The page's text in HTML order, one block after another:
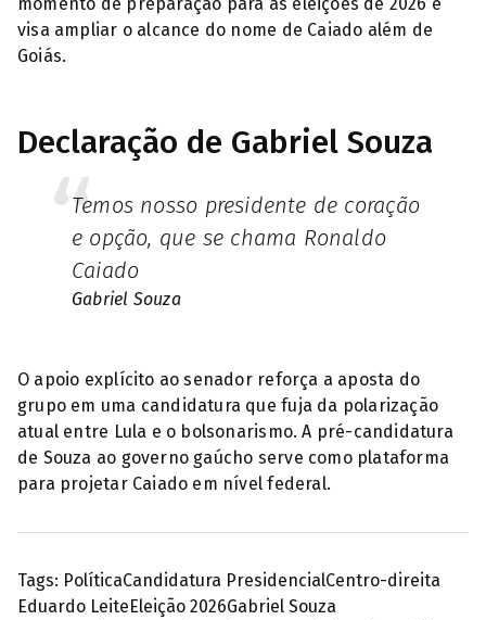
momento de preparação para as eleições de 2026 e
visa ampliar o alcance do nome de Caiado além de
Goiás.
Declaração de Gabriel Souza
Temos nosso presidente de coração
e opção, que se chama Ronaldo
Caiado
Gabriel Souza
O apoio explícito ao senador reforça a aposta do
grupo em uma candidatura que fuja da polarização
atual entre Lula e o bolsonarismo. A pré-candidatura
de Souza ao governo gaúcho serve como plataforma
para projetar Caiado em nível federal.
Tags: PolíticaCandidatura PresidencialCentro-direita
Eduardo Leite Eleição 2026Gabriel Souza